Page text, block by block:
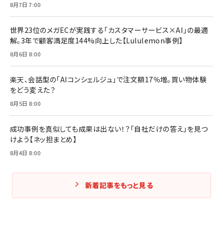
8月7日 7:00
世界23位のメガECが実践する「カスタマーサービス×AI」の最適
解。3年で顧客満足度144%向上した【Lululemon事例】
8月6日 8:00
楽天、会話型の「AIコンシェルジュ」で注文額17％増。買い物体験
をどう変えた？
8月5日 8:00
成功事例を真似しても成果は出ない！？「自社だけの答え」を見つ
けよう【ネッ担まとめ】
8月4日 8:00
新着記事をもっと見る